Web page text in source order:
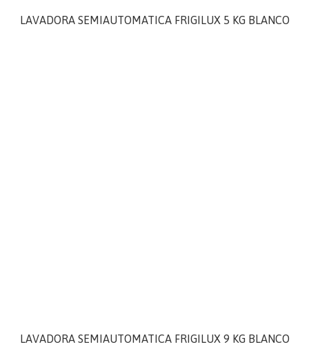
LAVADORA SEMIAUTOMATICA FRIGILUX 5 KG BLANCO
LAVADORA SEMIAUTOMATICA FRIGILUX 9 KG BLANCO